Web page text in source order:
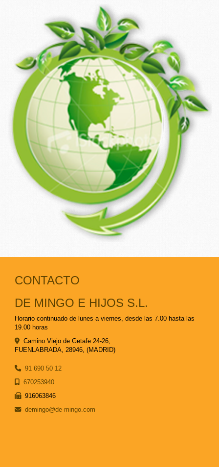
CONTACTO
DE MINGO E HIJOS S.L.
Horario continuado de lunes a viernes, desde las 7.00 hasta las
19.00 horas
Camino Viejo de Getafe 24-26,
FUENLABRADA 28946 (MADRID)
91 690 50 12
670253940
916063846
demingo
de-mingo.com